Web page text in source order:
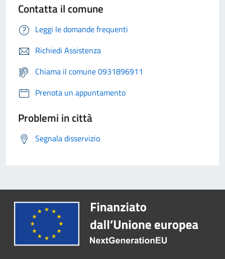
Contatta il comune
Leggi le domande frequenti
Richiedi Assistenza
Chiama il comune 0931896911
Prenota un appuntamento
Problemi in città
Segnala disservizio